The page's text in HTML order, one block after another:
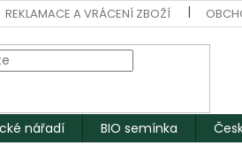
REKLAMACE A VRÁCENÍ ZBOŽÍ
nářadí BIO semínka